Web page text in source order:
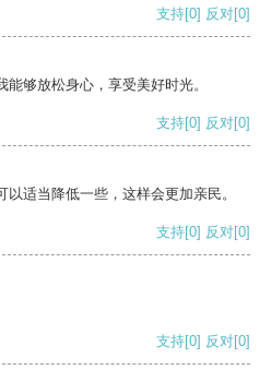
支持[0] 反对[0]
够放松身心，享受美好时光。
支持[0] 反对[0]
适当降低一些，这样会更加亲民。
支持[0] 反对[0]
支持[0] 反对[0]